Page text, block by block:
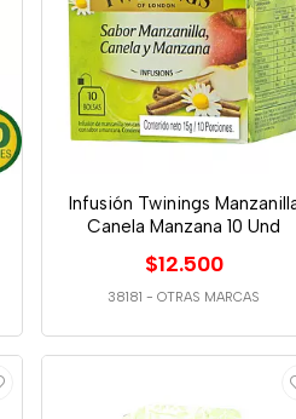
Infusión Twinings
Canela Manzana 10 Und
$12.500
38181 -OTRAS MARCAS